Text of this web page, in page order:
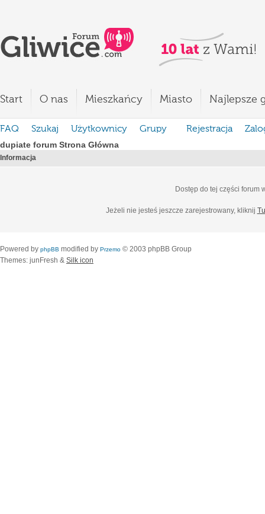
Start O nas Mieszkańcy Miasto Najlepsze
FAQ Szukaj Użytkownicy Grupy Rejestracja
dupiate forum Strona Główna
Informacja
Dostęp do tej części forum
Jeżeli nie jesteś jeszcze zarejestrowany, kliknij
Powered by phpBB modified by Przemo © 2003 phpBB Group
Themes: junFresh & Silk icon